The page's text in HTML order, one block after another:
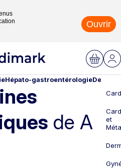
Ouvrir
Hépato-gastroentérologie
de A
et